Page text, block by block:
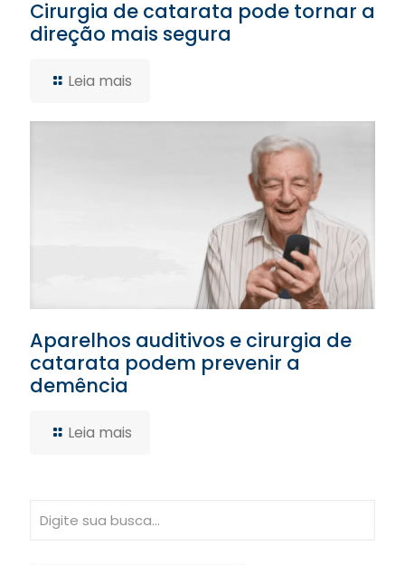
Cirurgia de catarata pode tornar a
direção mais segura
Leia mais
Aparelhos auditivos e cirurgia de
catarata podem prevenir a
demência
Leia mais